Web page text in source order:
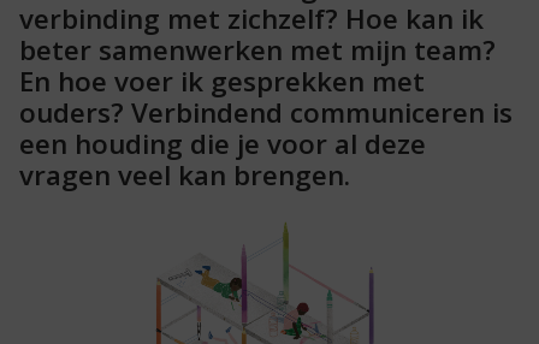
verbinding met zichzelf? Hoe kan ik
beter samenwerken met mijn team?
En hoe voer ik gesprekken met
ouders? Verbindend communiceren is
een houding die je voor al deze
vragen veel kan brengen.